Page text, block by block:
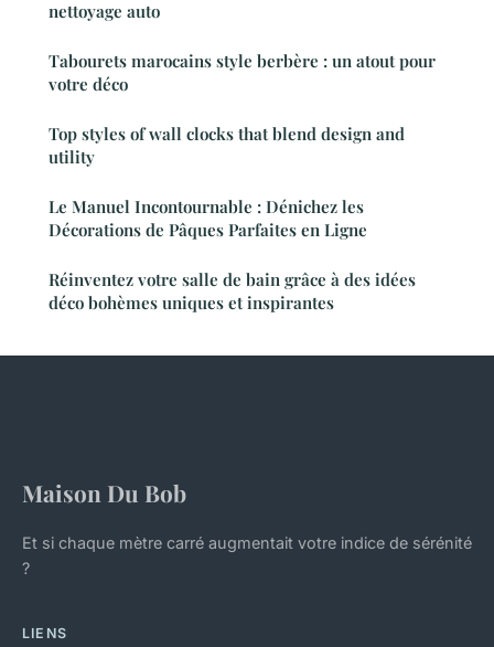
nettoyage auto
Tabourets marocains style berbère : un atout pour
votre déco
Top styles of wall clocks that blend design and
utility
Le Manuel Incontournable : Dénichez les
Décorations de Pâques Parfaites en Ligne
Réinventez votre salle de bain grâce à des idées
déco bohèmes uniques et inspirantes
Maison Du Bob
Et si chaque mètre carré augmentait votre indice de sérénité
?
LIENS